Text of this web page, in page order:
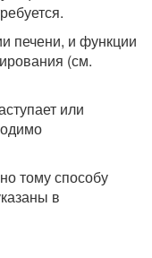
печени, и функции
(см.
или
тому способу
в